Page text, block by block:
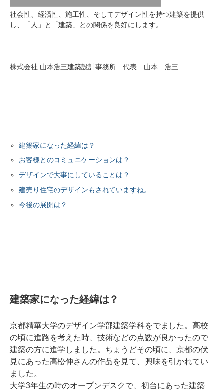
社会性、経済性、施工性、そしてデザイン性を持つ建築を提供
し、「人」と「建築」との関係を良好にします。
株式会社 山本浩三建築設計事務所 代表 山本 浩三
建築家になった経緯は？
お客様とのコミュニケーションは？
デザインで大事にしていることは？
建売り住宅のデザインもされていますね。
今後の展開は？
建築家になった経緯は？
京都精華大学のデザイン学部建築学科をでました。高校
の頃に進路を考えた時、技術などの点数が良かったので
建築の方に進学しました。ちょうどその頃に、京都の伏
見にあった高松伸さんの作品を見て、興味を引かれてい
ました。
大学3年生の時のオープンデスクで、初台にあった建築